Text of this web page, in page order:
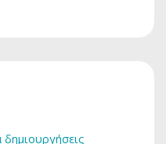
δημιουργήσεις